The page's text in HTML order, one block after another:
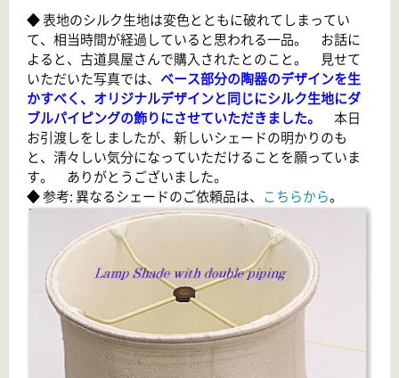
◆ 表地のシルク生地は変色とともに破れてしまってい
て、相当時間が経過していると思われる一品。 お話に
よると、古道具屋さんで購入されたとのこと。 見せて
いただいた写真では、 ベース部分の陶器のデザインを生
かすべく、オリジナルデザインと同じにシルク生地にダ
ブルパイピングの飾りにさせていただきました。
本日
お引渡しをしましたが、新しいシェードの明かりのも
と、清々しい気分になっていただけることを願っていま
す。 ありがとうございました。
◆ 参考: 異なるシェードのご依頼品は、 こちらから。